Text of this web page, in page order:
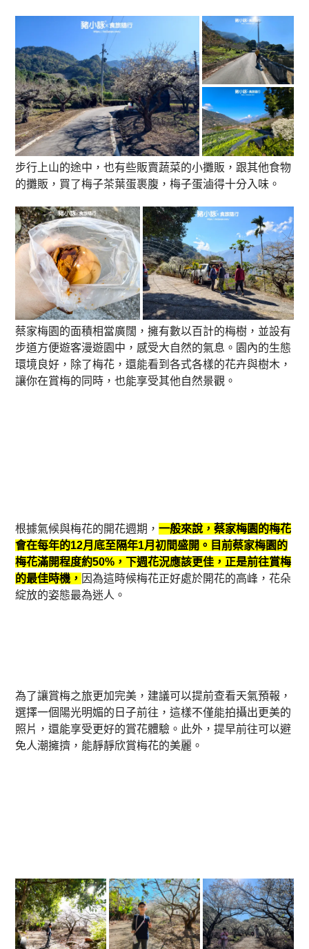
步行上山的途中，也有些販賣蔬菜的小攤販，跟其他食物
的攤販，買了梅子茶葉蛋裹腹，梅子蛋滷得十分入味。
蔡家梅園的面積相當廣闊，擁有數以百計的梅樹，並設有
步道方便遊客漫遊園中，感受大自然的氣息。園內的生態
環境良好，除了梅花，還能看到各式各樣的花卉與樹木，
讓你在賞梅的同時，也能享受其他自然景觀。
根據氣候與梅花的開花週期，一般來說，蔡家梅園的梅花
會在每年的12月底至隔年1月初間盛開。目前蔡家梅園的
梅花滿開程度約50%，下週花況應該更佳，正是前往賞梅
的最佳時機， 因為這時候梅花正好處於開花的高峰，花朵
綻放的姿態最為迷人。
為了讓賞梅之旅更加完美，建議可以提前查看天氣預報，
選擇一個陽光明媚的日子前往，這樣不僅能拍攝出更美的
照片，還能享受更好的賞花體驗。此外，提早前往可以避
免人潮擁擠，能靜靜欣賞梅花的美麗。